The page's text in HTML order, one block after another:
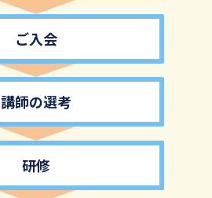
ご入会
講師の選考
研修